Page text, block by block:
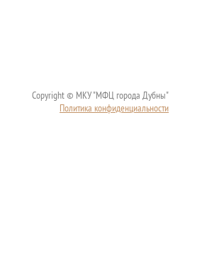
Copyright © МКУ "МФЦ города Дубны"
Политика конфиденциальности